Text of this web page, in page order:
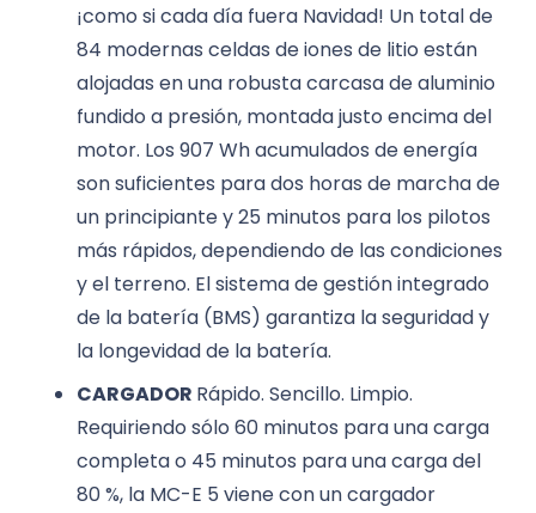
¡como si cada día fuera Navidad! Un total de
84 modernas celdas de iones de litio están
alojadas en una robusta carcasa de aluminio
fundido a presión, montada justo encima del
motor. Los 907 Wh acumulados de energía
son suficientes para dos horas de marcha de
un principiante y 25 minutos para los pilotos
más rápidos, dependiendo de las condiciones
y el terreno. El sistema de gestión integrado
de la batería (BMS) garantiza la seguridad y
la longevidad de la batería.
CARGADOR Rápido. Sencillo. Limpio.
Requiriendo sólo 60 minutos para una carga
completa o 45 minutos para una carga del
80 %, la MC-E 5 viene con un cargador